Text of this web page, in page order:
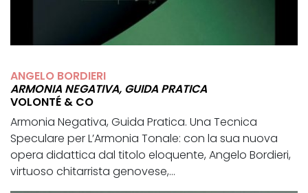
ANGELO BORDIERI
ARMONIA NEGATIVA, GUIDA PRATICA
VOLONTÉ & CO
Armonia Negativa, Guida Pratica. Una Tecnica
Speculare per L’Armonia Tonale: con la sua nuova
opera didattica dal titolo eloquente, Angelo Bordieri,
virtuoso chitarrista genovese,...